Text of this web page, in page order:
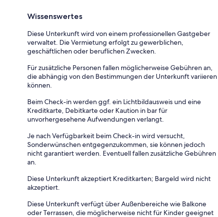
Wissenswertes
Diese Unterkunft wird von einem professionellen Gastgeber
verwaltet. Die Vermietung erfolgt zu gewerblichen,
geschäftlichen oder beruflichen Zwecken.
Für zusätzliche Personen fallen möglicherweise Gebühren an,
die abhängig von den Bestimmungen der Unterkunft variieren
können.
Beim Check-in werden ggf. ein Lichtbildausweis und eine
Kreditkarte, Debitkarte oder Kaution in bar für
unvorhergesehene Aufwendungen verlangt.
Je nach Verfügbarkeit beim Check-in wird versucht,
Sonderwünschen entgegenzukommen, sie können jedoch
nicht garantiert werden. Eventuell fallen zusätzliche Gebühren
an.
Diese Unterkunft akzeptiert Kreditkarten; Bargeld wird nicht
akzeptiert.
Diese Unterkunft verfügt über Außenbereiche wie Balkone
oder Terrassen, die möglicherweise nicht für Kinder geeignet